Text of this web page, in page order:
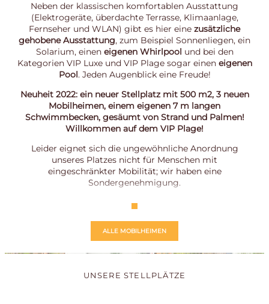
Neben der klassischen komfortablen Ausstattung
(Elektrogeräte, überdachte Terrasse, Klimaanlage,
Fernseher und WLAN) gibt es hier eine zusätzliche
gehobene Ausstattung, zum Beispiel Sonnenliegen, ein
Solarium, einen eigenen Whirlpool und bei den
Kategorien VIP Luxe und VIP Plage sogar einen eigenen
Pool. Jeden Augenblick eine Freude!
Neuheit 2022: ein neuer Stellplatz mit 500 m2, 3 neuen
Mobilheimen, einem eigenen 7 m langen
Schwimmbecken, gesäumt von Strand und Palmen!
Willkommen auf dem VIP Plage!
Leider eignet sich die ungewöhnliche Anordnung
unseres Platzes nicht für Menschen mit
eingeschränkter Mobilität; wir haben eine
Sondergenehmigung.
ALLE MOBILHEIMEN
UNSERE STELLPLÄTZE